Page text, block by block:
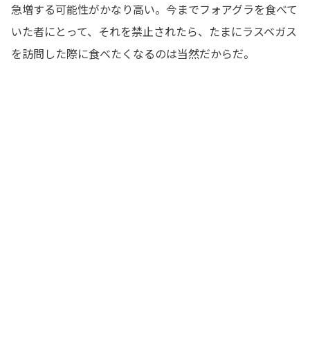
急増する可能性がかなり高い。今までフォアグラを食べて
いた者にとって、それを禁止されたら、たまにラスベガス
を訪問した際に食べたくなるのは当然だからだ。